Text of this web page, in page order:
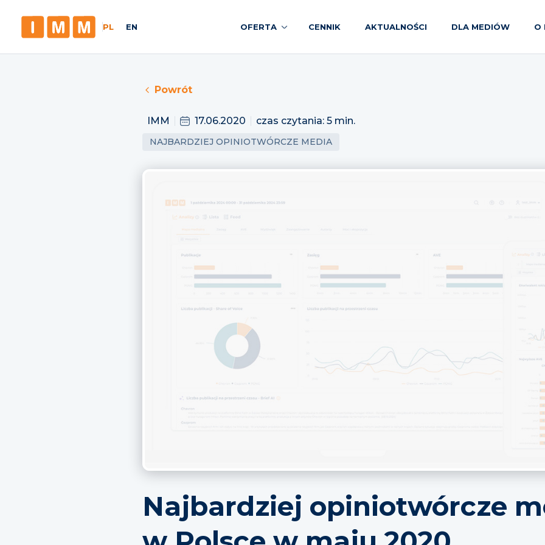
PL EN OFERTA CENNIK AKTUALNOŚCI DLA MEDIÓW O
Powrót
IMM 17.06.2020 czas czytania: 5 min.
NAJBARDZIEJ OPINIOTWÓRCZE MEDIA
Najbardziej opiniotwórcze